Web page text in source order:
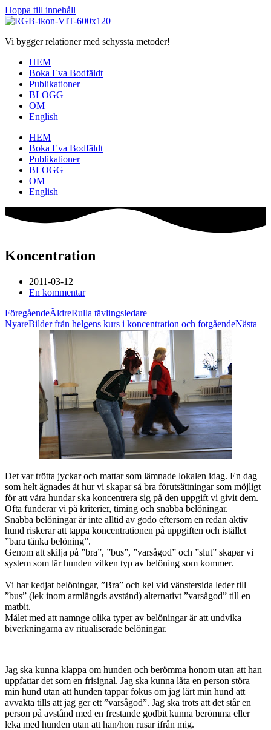
Hoppa till innehåll
Vi bygger relationer med schyssta metoder!
HEM
Boka Eva Bodfäldt
Publikationer
BLOGG
OM
English
HEM
Boka Eva Bodfäldt
Publikationer
BLOGG
OM
English
Koncentration
2011-03-12
En kommentar
FöregåendeÄldreRulla tävlingsledare
NyareBilder från helgens kurs i koncentration och fotgåendeNästa
Det var trötta jyckar och mattar som lämnade lokalen idag. En dag
som helt ägnades åt hur vi skapar så bra förutsättningar som möjligt
för att våra hundar ska koncentrera sig på den uppgift vi givit dem.
Ofta funderar vi på kriterier, timing och snabba belöningar.
Snabba belöningar är inte alltid av godo eftersom en redan aktiv
hund riskerar att tappa koncentrationen på uppgiften och istället
”bara tänka belöning”.
Genom att skilja på ”bra”, ”bus”, ”varsågod” och ”slut” skapar vi
system som lär hunden vilken typ av belöning som kommer.
Vi har kedjat belöningar, ”Bra” och kel vid vänstersida leder till
”bus” (lek inom armlängds avstånd) alternativt ”varsågod” till en
matbit.
Målet med att namnge olika typer av belöningar är att undvika
biverkningarna av ritualiserade belöningar.
Jag ska kunna klappa om hunden och berömma honom utan att han
uppfattar det som en frisignal. Jag ska kunna låta en person störa
min hund utan att hunden tappar fokus om jag lärt min hund att
avvakta tills att jag ger ett ”varsågod”. Jag ska trots att det står en
person på avstånd med en frestande godbit kunna berömma eller
leka med hunden utan att han/hon rusar ifrån mig.